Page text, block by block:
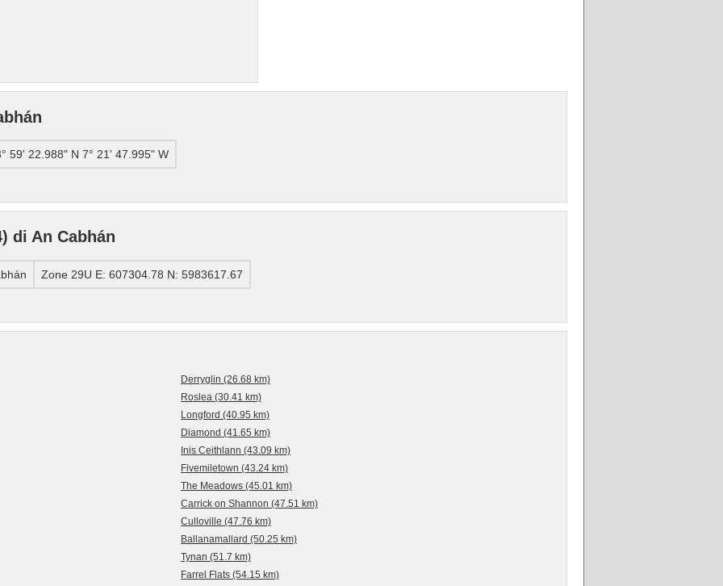
59' 22.988" N 7° 21' 47.995" W
di An Cabhán
Zone 29U E: 607304.78 N: 5983617.67
Derryglin (26.68 km)
Roslea (30.41 km)
Longford (40.95 km)
Diamond (41.65 km)
Inis Ceithlann (43.09 km)
Fivemiletown (43.24 km)
The Meadows (45.01 km)
Carrick on Shannon (47.51 km)
Culloville (47.76 km)
Ballanamallard (50.25 km)
Tynan (51.7 km)
Farrel Flats (54.15 km)